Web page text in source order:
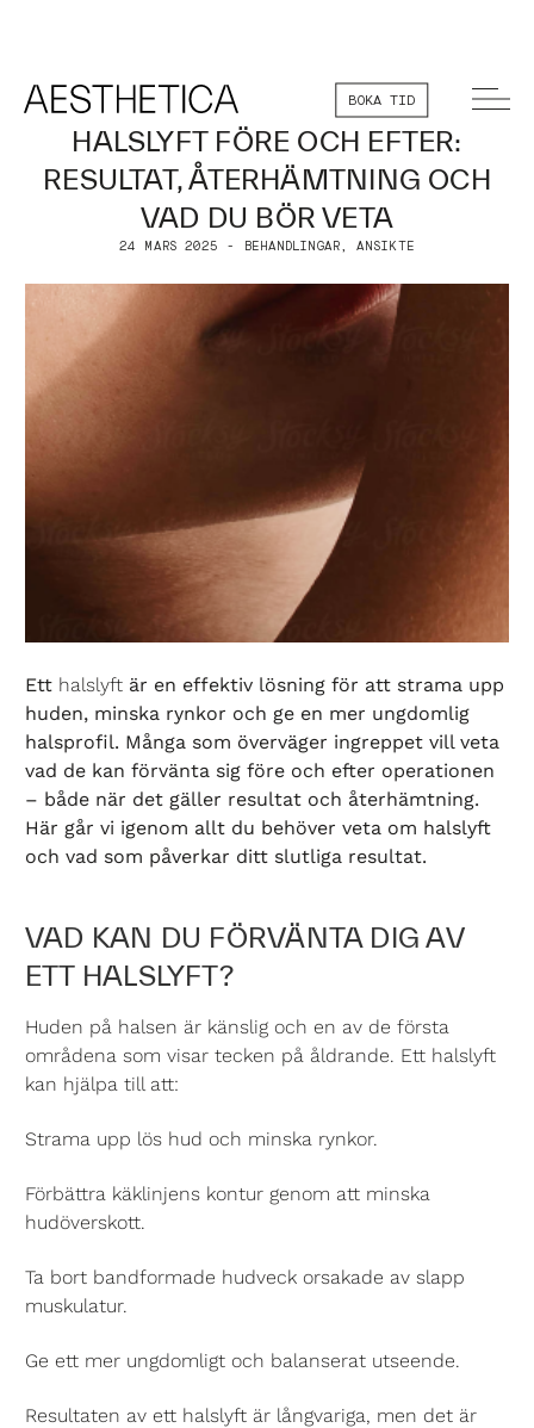
BOKA TID
HALSLYFT FÖRE OCH EFTER:
RESULTAT, ÅTERHÄMTNING OCH
VAD DU BÖR VETA
24 MARS 2025 - BEHANDLINGAR, ANSIKTE
Ett halslyft är en effektiv lösning för att strama upp
huden, minska rynkor och ge en mer ungdomlig
halsprofil. Många som överväger ingreppet vill veta
vad de kan förvänta sig före och efter operationen
– både när det gäller resultat och återhämtning.
Här går vi igenom allt du behöver veta om halslyft
och vad som påverkar ditt slutliga resultat.
VAD KAN DU FÖRVÄNTA DIG AV
ETT HALSLYFT?
Huden på halsen är känslig och en av de första
områdena som visar tecken på åldrande. Ett halslyft
kan hjälpa till att:
Strama upp lös hud och minska rynkor.
Förbättra käklinjens kontur genom att minska
hudöverskott.
Ta bort bandformade hudveck orsakade av slapp
muskulatur.
Ge ett mer ungdomligt och balanserat utseende.
Resultaten av ett halslyft är långvariga, men det är